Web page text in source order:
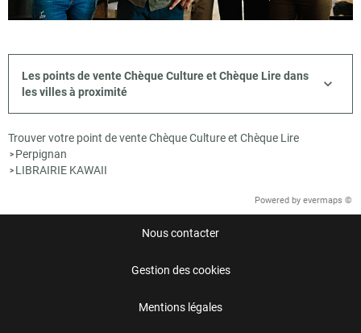
Les points de vente Chèque Culture et Chèque Lire dans
les villes à proximité
Trouver votre point de vente Chèque Culture et Chèque Lire
> Perpignan
> LIBRAIRIE KAWAII
Powered by evermaps ©
Nous contacter
Gestion des cookies
Mentions légales